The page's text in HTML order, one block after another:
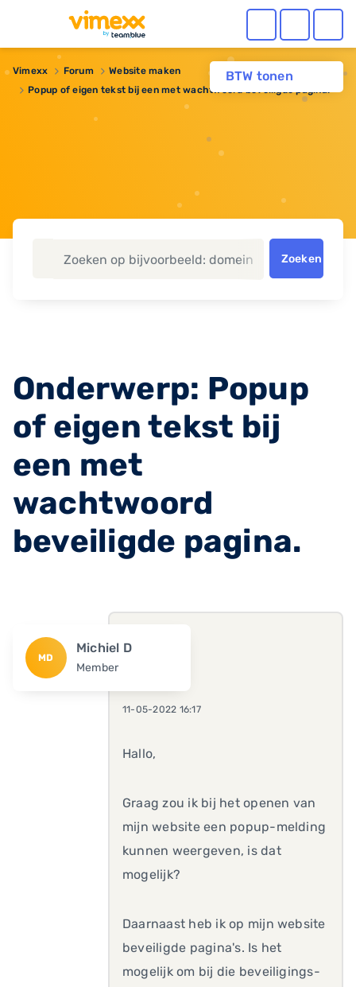
BTW tonen
Vimexx Forum
Website maken
Popup of eigen tekst bij een met wachtwoord beveiligde pagina.
Zoeken
Onderwerp: Popup
of eigen tekst bij
een met
wachtwoord
beveiligde pagina.
MD
Michiel D
Member
11-05-2022 16:17
Hallo,
Graag zou ik bij het openen van
mijn website een popup-melding
kunnen weergeven, is dat
mogelijk?
Daarnaast heb ik op mijn website
beveiligde pagina's. Is het
mogelijk om bij die beveiligings-